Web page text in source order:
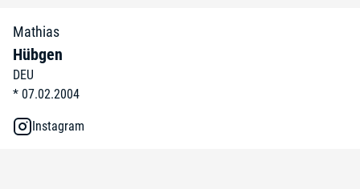
Mathias
Hübgen
DEU
* 07.02.2004
Instagram